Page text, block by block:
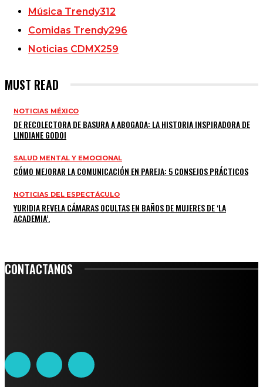
Música Trendy312
Comidas Trendy296
Noticias CDMX259
MUST READ
NOTICIAS MÉXICO
DE RECOLECTORA DE BASURA A ABOGADA: LA HISTORIA INSPIRADORA DE
LINDIANE GODOI
SALUD MENTAL Y EMOCIONAL
CÓMO MEJORAR LA COMUNICACIÓN EN PAREJA: 5 CONSEJOS PRÁCTICOS
NOTICIAS DEL ESPECTÁCULO
YURIDIA REVELA CÁMARAS OCULTAS EN BAÑOS DE MUJERES DE ‘LA
ACADEMIA’.
CONTACTANOS